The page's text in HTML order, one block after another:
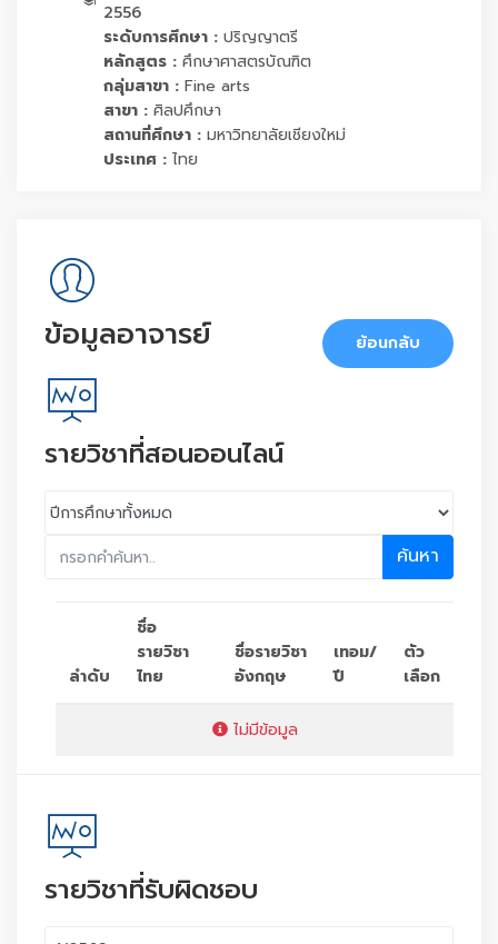
2556
ระดับการศึกษา : ปริญญาตรี
หลักสูตร : ศึกษาศาสตรบัณฑิต
กลุ่มสาขา : Fine arts
สาขา : ศิลปศึกษา
สถานที่ศึกษา : มหาวิทยาลัยเชียงใหม่
ประเทศ : ไทย
ข้อมูลอาจารย์ ย้อนกลับ
รายวิชาที่สอนออนไลน์
ค้นหา
ลำดับ
ชื่อ
รายวิชา
ไทย
ชื่อรายวิชา
อังกฤษ
เทอม/
ปี
ตัว
เลือก
ไม่มีข้อมูล
รายวิชาที่รับผิดชอบ